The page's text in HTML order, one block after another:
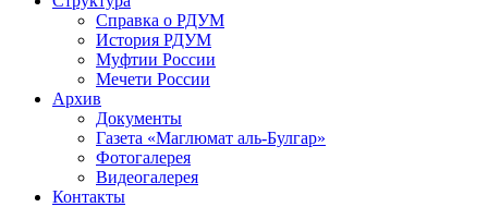
Справка о РДУМ
История РДУМ
Муфтии России
Мечети России
Архив
Документы
Газета «Маглюмат аль-Булгар»
Фотогалерея
Видеогалерея
Контакты